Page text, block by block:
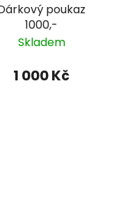
poukaz
1000,-
Skladem
1 000 Kč